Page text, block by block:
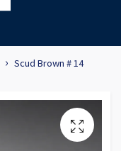
Scud Brown # 14